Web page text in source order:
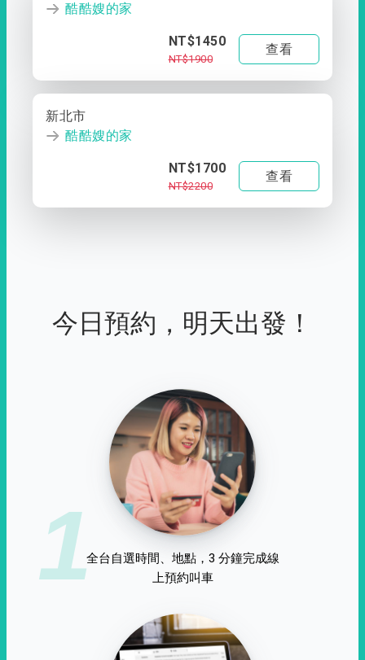
酷酷嫂的家
NT$1450
NT$1900
查看
新北市
酷酷嫂的家
NT$1700
NT$2200
查看
今日預約，明天出發！
1全台自選時間、地點，3 分鐘完成線
上預約叫車